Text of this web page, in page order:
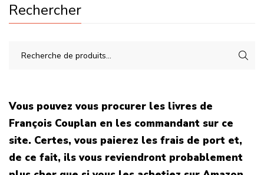
Rechercher
Vous pouvez vous procurer les livres de
François Couplan en les commandant sur ce
site. Certes, vous paierez les frais de port et,
de ce fait, ils vous reviendront probablement